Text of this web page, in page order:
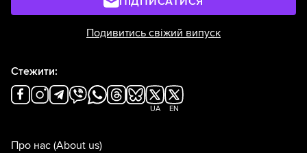
Подивитись свіжий випуск
Стежити:
UA EN
Про нас (About us)